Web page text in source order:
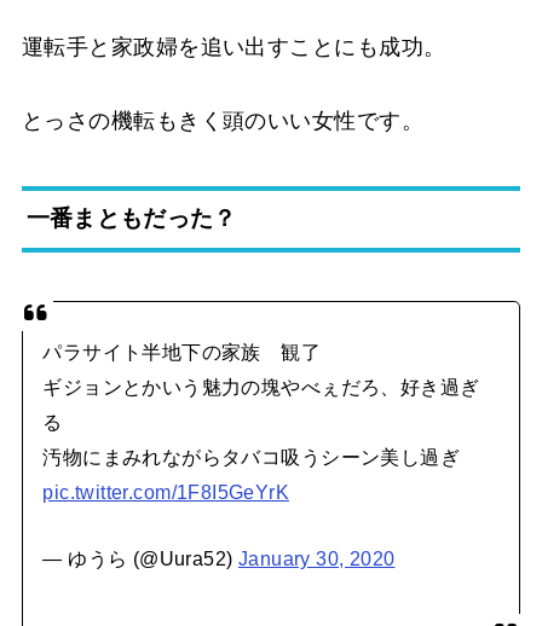
運転手と家政婦を追い出すことにも成功。
とっさの機転もきく頭のいい女性です。
一番まともだった？
パラサイト半地下の家族 観了
ギジョンとかいう魅力の塊やべぇだろ、好き過ぎ
る
汚物にまみれながらタバコ吸うシーン美し過ぎ
pic.twitter.com/1F8I5GeYrK
— ゆうら (@Uura52) January 30, 2020